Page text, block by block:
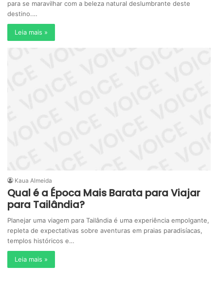
para se maravilhar com a beleza natural deslumbrante deste
destino.…
Leia mais »
Kaua Almeida
Qual é a Época Mais Barata para Viajar
para Tailândia?
Planejar uma viagem para Tailândia é uma experiência empolgante,
repleta de expectativas sobre aventuras em praias paradisíacas,
templos históricos e…
Leia mais »